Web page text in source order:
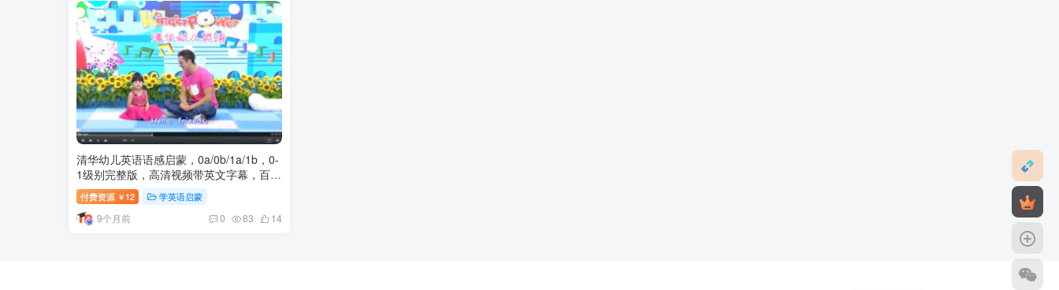
清华幼儿英语语感启蒙，0a/0b/1a/1b，0-
1级别完整版，高清视频带英文字幕，百度
网盘下载！
付费资源 ￥ 12 学英语启蒙
9个月前 0 83 14